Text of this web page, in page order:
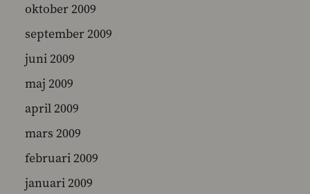
oktober 2009
september 2009
juni 2009
maj 2009
april 2009
mars 2009
februari 2009
januari 2009